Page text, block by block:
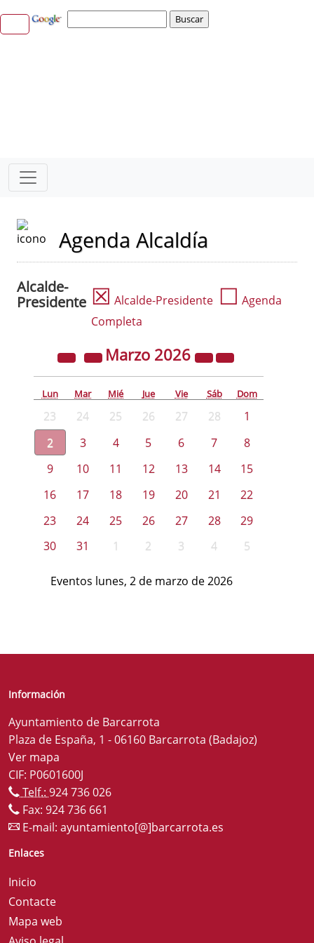
Agenda Alcaldía
Alcalde-
Presidente ☒ Alcalde-Presidente ☐ Agenda
Completa
Marzo 2026
Lun Mar Mié Jue Vie Sáb Dom
23 24 25 26 27 28
1
2
3 4 5 6 7
8
9
10 11 12 13 14
15
16
17 18 19 20 21
22
23
24 25 26 27 28
29
30
31 1 2 3 4 5
Eventos lunes, 2 de marzo de 2026
Información
Ayuntamiento de Barcarrota
Plaza de España, 1 - 06160 Barcarrota (Badajoz)
Ver mapa
CIF: P0601600J
Telf.: 924 736 026
Fax: 924 736 661
E-mail: ayuntamiento[@]barcarrota.es
Enlaces
Inicio
Contacte
Mapa web